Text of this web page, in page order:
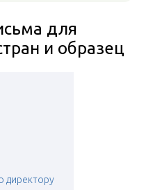
для
и образец
директору